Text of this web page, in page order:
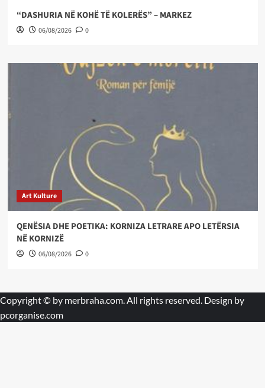
“DASHURIA NË KOHË TË KOLERËS” – MARKEZ
06/08/2026 0
Art Kulture
QENËSIA DHE POETIKA: KORNIZA LETRARE APO LETËRSIA
NË KORNIZË
06/08/2026 0
Copyright © by merbraha.com. All rights reserved. Design by
pcorganise.com